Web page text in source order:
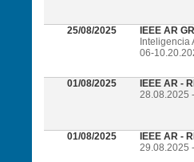
25/08/2025
IEEE AR
Inteligencia
06-
01/08/2025
IEEE AR -
28.08.2025
01/08/2025
IEEE AR -
29.08.2025